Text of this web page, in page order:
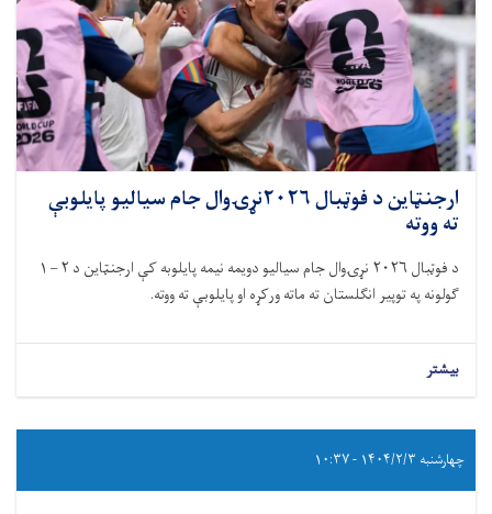
ارجنټاین د فوټبال ۲۰۲۶نړۍ‌وال جام سیالیو پایلوبې
ته ووته
د فوټبال ۲۰۲۶ نړۍ‌وال جام سیالیو دویمه نیمه پایلوبه کې ارجنټاین د ۲ – ۱
ګولونه په توپیر انګلستان ته ماته ورکړه او پایلوبې ته ووته.
بیشتر
چهارشنبه ۱۴۰۴/۲/۳ - ۱۰:۳۷